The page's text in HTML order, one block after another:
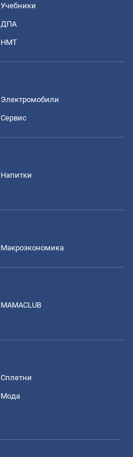
Учебники
ДПА
НМТ
Электромобили
Сервис
Напитки
Mакроэкономика
MAMACLUB
Сплетни
Мода